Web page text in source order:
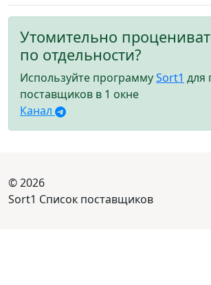
Утомительно
по отдельности?
Используйте программуSort1 для
поставщиков в 1 окне
Канал
© 2026
Sort1 Список поставщиков